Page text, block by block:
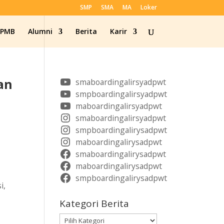
SMP SMA MA Loker
Alumni Berita Karir
smaboardingalirsyadpwt
smpboardingalirsyadpwt
maboardingalirsyadpwt
smaboardingalirsyadpwt
smpboardingalirysadpwt
maboardingalirysadpwt
smaboardingalirysadpwt
maboardingalirysadpwt
smpboardingalirysadpwt
Kategori Berita
Kategori